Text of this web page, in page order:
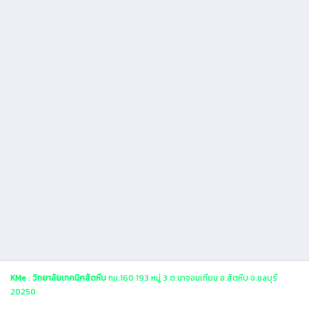
KMe: วิทยาลัยเทคนิคสัตหีบกม.160 193 หมู่ 3 ต.นาจอมเทียน อ.สัตหีบ จ.ชลบุรี
20250